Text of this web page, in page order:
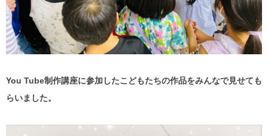
You Tube制作講座に参加したこどもたちの作品をみんなで見せても
らいました。